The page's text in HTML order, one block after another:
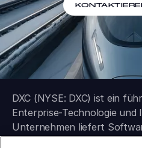
DXC (NYSE: DXC) ist ein
Enterprise-Technologie und
Unternehmen liefert